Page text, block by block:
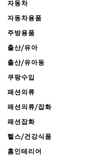
자동차
자동차용품
주방용품
출산/유아
출산/유아동
쿠팡수입
패션의류
패션의류/잡화
패션잡화
헬스/건강식품
홈인테리어